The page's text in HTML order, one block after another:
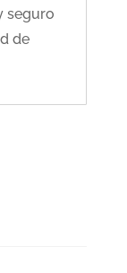
seguro
de